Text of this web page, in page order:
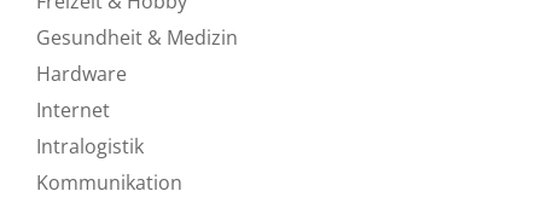
Gesundheit & Medizin
Hardware
Internet
Intralogistik
Kommunikation